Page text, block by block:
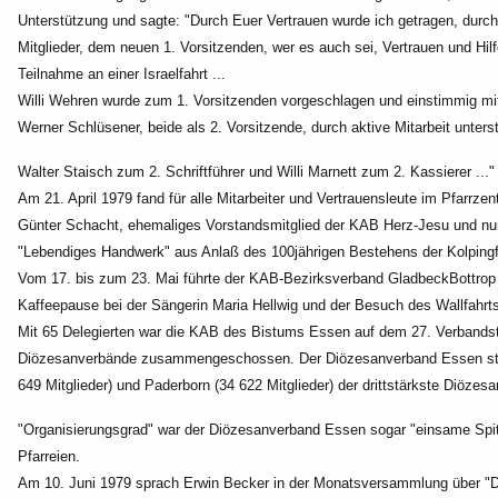
Unterstützung und sagte: "Durch Euer Vertrauen wurde ich getragen,
Mitglieder, dem neuen 1. Vorsitzenden, wer es auch sei, Vertrauen und
Teilnahme an einer Israelfahrt ...
Willi Wehren wurde zum 1. Vorsitzenden vorgeschlagen und einstimmig
Werner Schlüsener, beide als 2. Vorsitzende, durch aktive Mitarbeit
Walter Staisch zum 2. Schriftführer und Willi Marnett zum 2. Kassierer ..."
Am 21. April 1979 fand für alle Mitarbeiter und Vertrauensleute im
Günter Schacht, ehemaliges Vorstandsmitglied der KAB Herz-Jesu und
"Lebendiges Handwerk" aus Anlaß des 100jährigen Bestehens der
Vom 17. bis zum 23. Mai führte der KAB-Bezirksverband
Kaffeepause bei der Sängerin Maria Hellwig und der Besuch des
Mit 65 Delegierten war die KAB des Bistums Essen auf dem 27.
Diözesanverbände zusammengeschossen. Der Diözesanverband Essen
649 Mitglieder) und Paderborn (34 622 Mitglieder) der drittstärkste
"Organisierungsgrad" war der Diözesanverband Essen sogar "einsame
Pfarreien.
Am 10. Juni 1979 sprach Erwin Becker in der Monatsversammlung über